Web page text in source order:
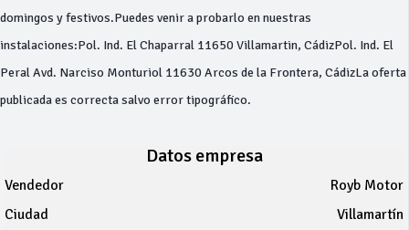
domingos y festivos.Puedes venir a probarlo en nuestras
instalaciones:Pol. Ind. El Chaparral 11650 Villamartin, CádizPol. Ind. El
Peral Avd. Narciso Monturiol 11630 Arcos de la Frontera, CádizLa oferta
publicada es correcta salvo error tipográfico.
Datos empresa
Vendedor
Royb Motor
Ciudad
Villamartín